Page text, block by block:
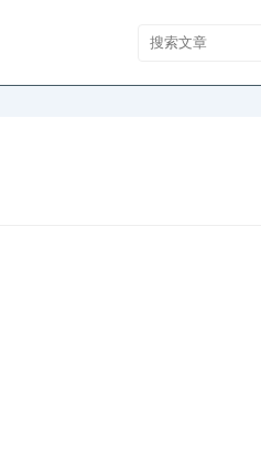
搜索文章